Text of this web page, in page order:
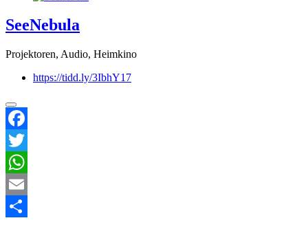
SeeNebula
Projektoren, Audio, Heimkino
https://tidd.ly/3IbhY17
Facebook
Twitter
WhatsApp
Email